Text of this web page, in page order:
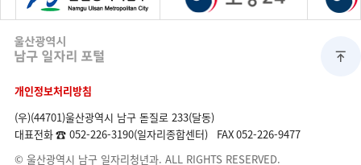
개인정보처리방침
(우)(44701)울산광역시 남구 돋질로 233(달동)
대표전화☎ 052-226-3190(일자리종합센터) FAX052-226-9477
© 울산광역시 남구 일자리청년과. ALL RIGHTS RESERVED.